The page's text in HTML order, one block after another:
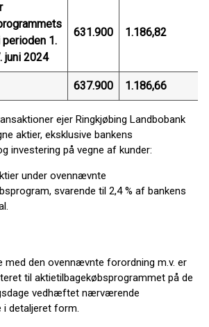
1.
juni 2024
631.900 1.186,82
637.900 1.186,66
ejer Ringkjøbing Landbobank
aktier, eksklusive bankens
investering på vegne af kunder:
under ovennævnte
svarende til 2,4 % af bankens
med den ovennævnte forordning m.v. er
til aktietilbagekøbsprogrammet på de
vedhæftet nærværende
i detaljeret form.